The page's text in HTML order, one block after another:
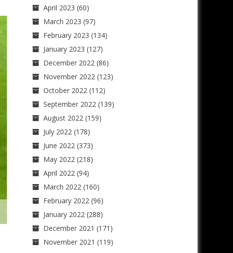
April 2023 (60)
March 2023 (97)
February 2023 (134)
January 2023 (127)
December 2022(86)
November 2022(123)
October 2022(112)
September 2022(139)
August 2022(159)
July 2022(178)
June 2022(373)
May 2022(218)
April 2022(94)
March 2022(160)
February 2022(96)
January 2022(288)
December 2021 (171)
November 2021 (119)